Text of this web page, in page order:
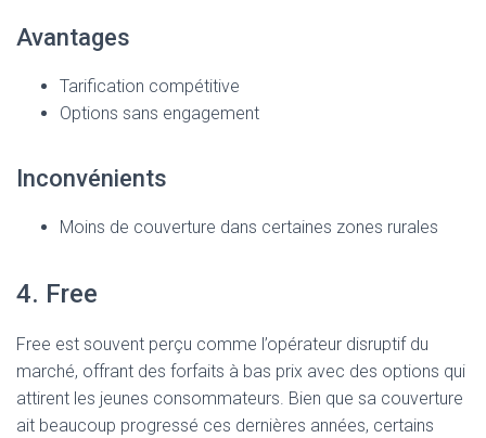
Avantages
Tarification compétitive
Options sans engagement
Inconvénients
Moins de couverture dans certaines zones rurales
4. Free
Free est souvent perçu comme l’opérateur disruptif du
marché, offrant des forfaits à bas prix avec des options qui
attirent les jeunes consommateurs. Bien que sa couverture
ait beaucoup progressé ces dernières années, certains